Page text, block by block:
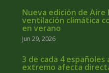
Nueva edición de
ventilación climática
en verano
Jun 29, 2026
3 de cada 4
extremo afecta